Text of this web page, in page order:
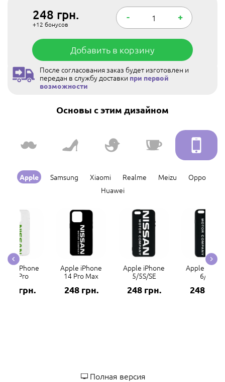
248 грн.
+12 бонусов
- +
Добавить в корзину
После согласования заказ будет изготовлен и
передан в службу доставки при первой
возможности
Основы с этим дизайном
Apple Samsung Xiaomi Realme Meizu
Oppo
Huawei
iPhone
14 Pro
248 грн.
Apple iPhone
14 Pro Max
248 грн.
Apple iPhone
5/5S/SE
248 грн.
Apple
6/6S
248 грн.
Полная версия